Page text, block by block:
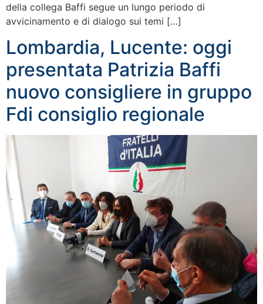
della collega Baffi segue un lungo periodo di
avvicinamento e di dialogo sui temi […]
Lombardia, Lucente: oggi
presentata Patrizia Baffi
nuovo consigliere in gruppo
Fdi consiglio regionale